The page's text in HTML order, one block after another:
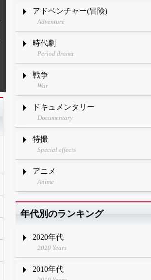
アドベンチャー(冒険)
Adventure
時代劇
Period drama
戦争
War
ドキュメンタリー
Documentary
特撮
Special effects
アニメ
Anime
年代別のランキング
2020年代
2020 Years
2010年代